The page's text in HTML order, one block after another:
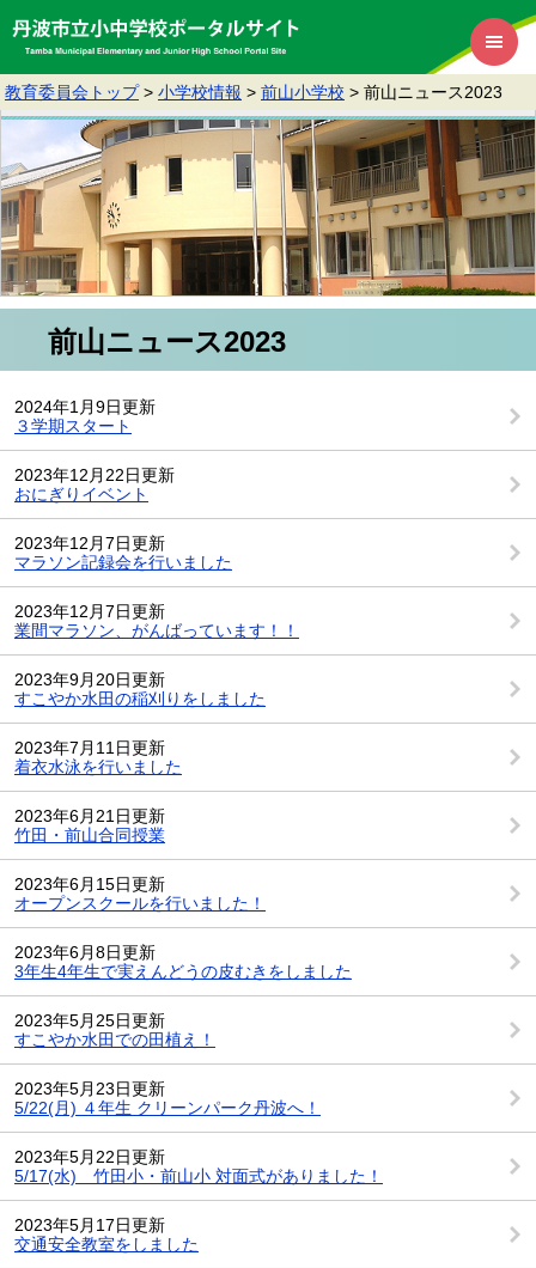
教育委員会トップ > 小学校情報 > 前山小学校 > 前山ニュース2023
前山ニュース2023
2024年1月9日更新
３学期スタート
2023年12月22日更新
おにぎりイベント
2023年12月7日更新
マラソン記録会を行いました
2023年12月7日更新
業間マラソン、がんばっています！！
2023年9月20日更新
すこやか水田の稲刈りをしました
2023年7月11日更新
着衣水泳を行いました
2023年6月21日更新
竹田・前山合同授業
2023年6月15日更新
オープンスクールを行いました！
2023年6月8日更新
3年生4年生で実えんどうの皮むきをしました
2023年5月25日更新
すこやか水田での田植え！
2023年5月23日更新
5/22(月) ４年生 クリーンパーク丹波へ！
2023年5月22日更新
5/17(水) 竹田小・前山小 対面式がありました！
2023年5月17日更新
交通安全教室をしました